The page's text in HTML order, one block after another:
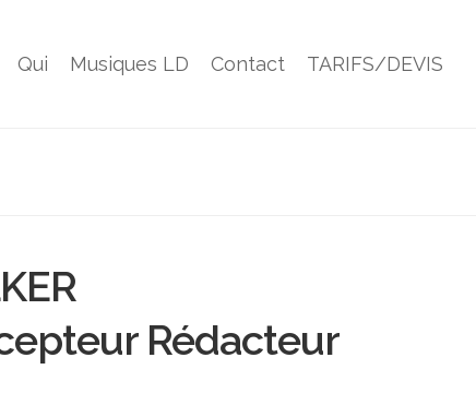
Qui Musiques LD Contact TARIFS/DEVIS
Rédacteur